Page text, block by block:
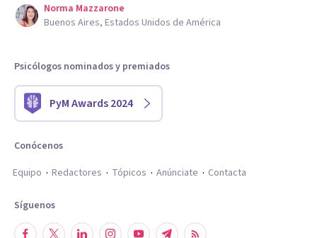
Norma Mazzarone
Buenos Aires, Estados Unidos de América
Psicólogos nominados y premiados
PyM Awards 2024
Conócenos
Equipo
Redactores Tópicos Anúnciate Contacta
Síguenos